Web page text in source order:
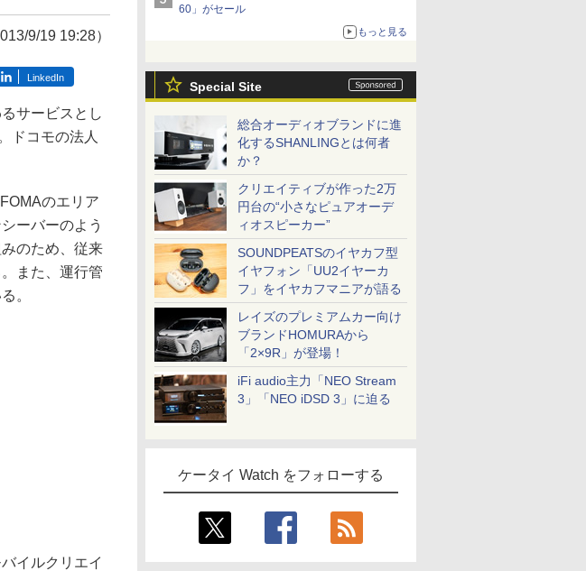
60」がセール
もっと見る
Special Site
総合オーディオブランドに進
化するSHANLINGとは何者
か？
クリエイティブが作った2万
円台の“小さなピュアオーデ
ィオスピーカー”
SOUNDPEATSのイヤカフ型
イヤフォン「UU2イヤーカ
フ」をイヤカフマニアが語る
レイズのプレミアムカー向け
ブランドHOMURAから
「2×9R」が登場！
iFi audio主力「NEO Stream
3」「NEO iDSD 3」に迫る
ケータイ Watch をフォローする
9/19 19:28）
LinkedIn
サービスとし
ドコモの法人
のエリア
ーバーのよう
のため、従来
また、運行管
。
イルクリエイ